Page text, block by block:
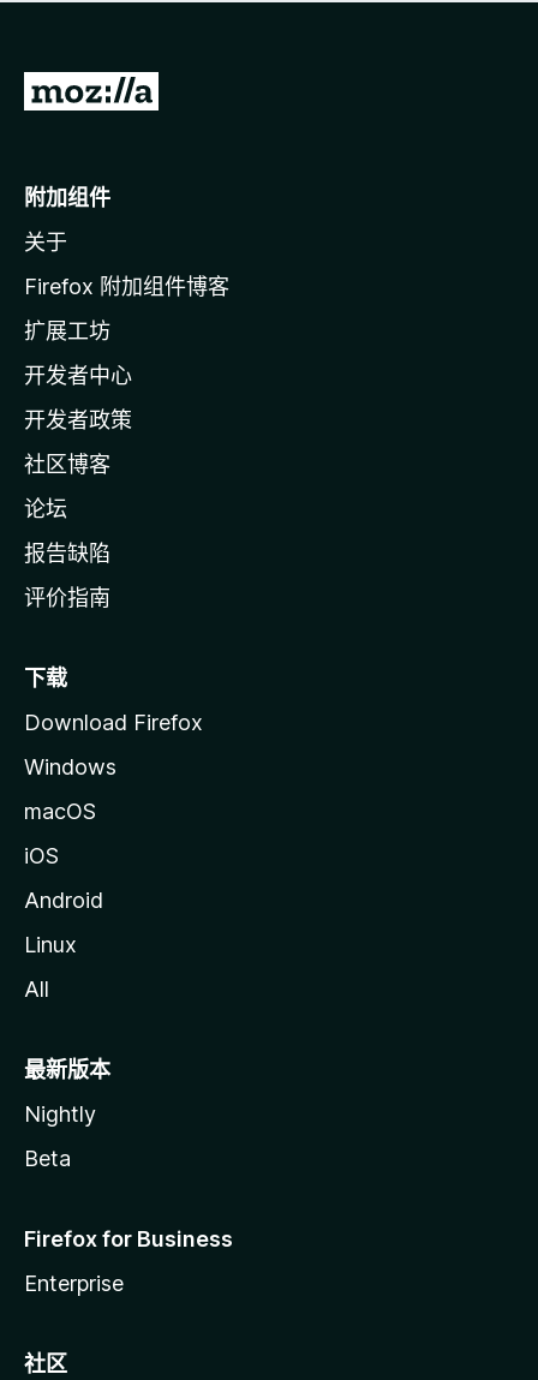
无
转
o
i
l
a
主
页
附加组件
关于
Firefox 附加组件博客
扩展工坊
开发者中心
开发者政策
社区博客
论坛
报告缺陷
评价指南
下载
Download Firefox
Windows
macOS
iOS
Android
Linux
All
最新版本
Nightly
Beta
Firefox for Business
Enterprise
社区